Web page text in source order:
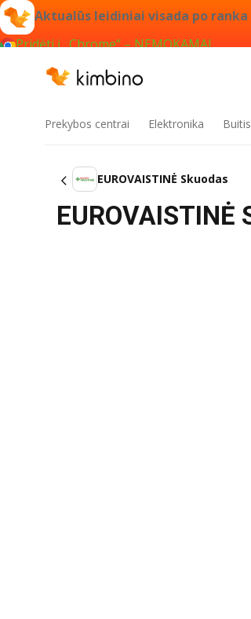
Aktualūs leidiniai visada po ranka
Pridėti į „Chrome“ – NEMOKAMAI
Prekybos centrai Elektronika
EUROVAISTINĖ Skuodas